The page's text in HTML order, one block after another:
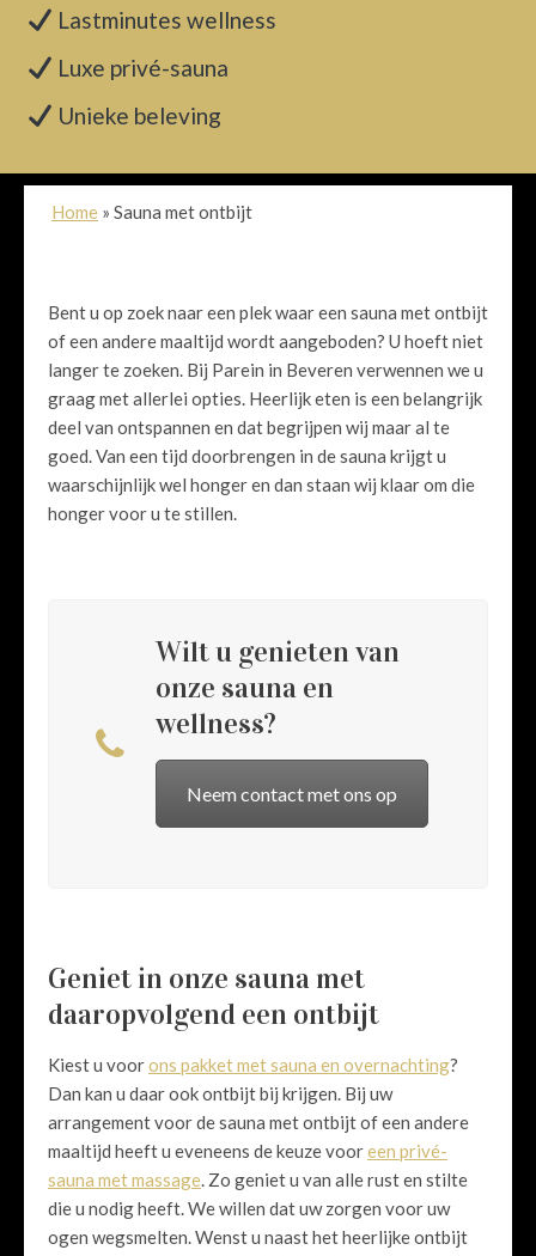
Lastminutes wellness
Luxe privé-sauna
Unieke beleving
Home » Sauna met ontbijt
Bent u op zoek naar een plek waar een sauna met ontbijt
of een andere maaltijd wordt aangeboden? U hoeft niet
langer te zoeken. Bij Parein in Beveren verwennen we u
graag met allerlei opties. Heerlijk eten is een belangrijk
deel van ontspannen en dat begrijpen wij maar al te
goed. Van een tijd doorbrengen in de sauna krijgt u
waarschijnlijk wel honger en dan staan wij klaar om die
honger voor u te stillen.
Wilt u genieten van
onze sauna en
wellness?
Neem contact met ons op
Geniet in onze sauna met
daaropvolgend een ontbijt
Kiest u voorons pakket met sauna en overnachting?
Dan kan u daar ook ontbijt bij krijgen. Bij uw
arrangement voor de sauna met ontbijt of een andere
maaltijd heeft u eveneens de keuze vooreen privé-
sauna met massage. Zo geniet u van alle rust en stilte
die u nodig heeft. We willen dat uw zorgen voor uw
ogen wegsmelten. Wenst u naast het heerlijke ontbijt